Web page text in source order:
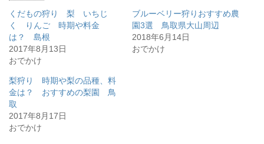
くだもの狩り 梨 いちじ
く りんご 時期や料金
は？ 島根
2017年8月13日
おでかけ
ブルーベリー狩りおすすめ農
園3選 鳥取県大山周辺
2018年6月14日
おでかけ
梨狩り 時期や梨の品種、料
金は？ おすすめの梨園 鳥
取
2017年8月17日
おでかけ